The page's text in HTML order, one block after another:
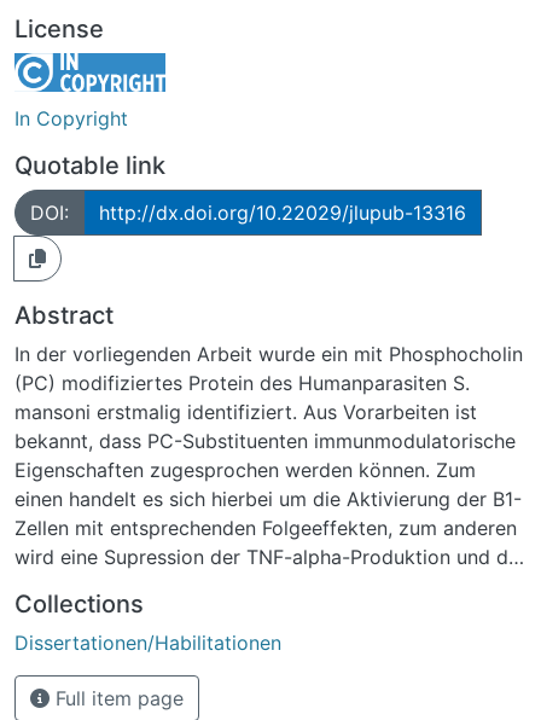
License
In Copyright
Quotable link
DOI: http://dx.doi.org/10.22029/jlupub-13316
Abstract
In der vorliegenden Arbeit wurde ein mit Phosphocholin
(PC) modifiziertes Protein des Humanparasiten S.
mansoni erstmalig identifiziert. Aus Vorarbeiten ist
bekannt, dass PC-Substituenten immunmodulatorische
Eigenschaften zugesprochen werden können. Zum
einen handelt es sich hierbei um die Aktivierung der B1-
Zellen mit entsprechenden Folgeeffekten, zum anderen
wird eine Supression der TNF-alpha-Produktion und der
werden, dass in Anwesenheit PC-substituierter Proteine
der proinflammatorische Effekt, vermittelt durch
dentritische Zellen ebenfalls supprimiert wurde. Ferner
wurde eine verstärkte Aktivierung der
Collections
Dissertationen/Habilitationen
Full item page